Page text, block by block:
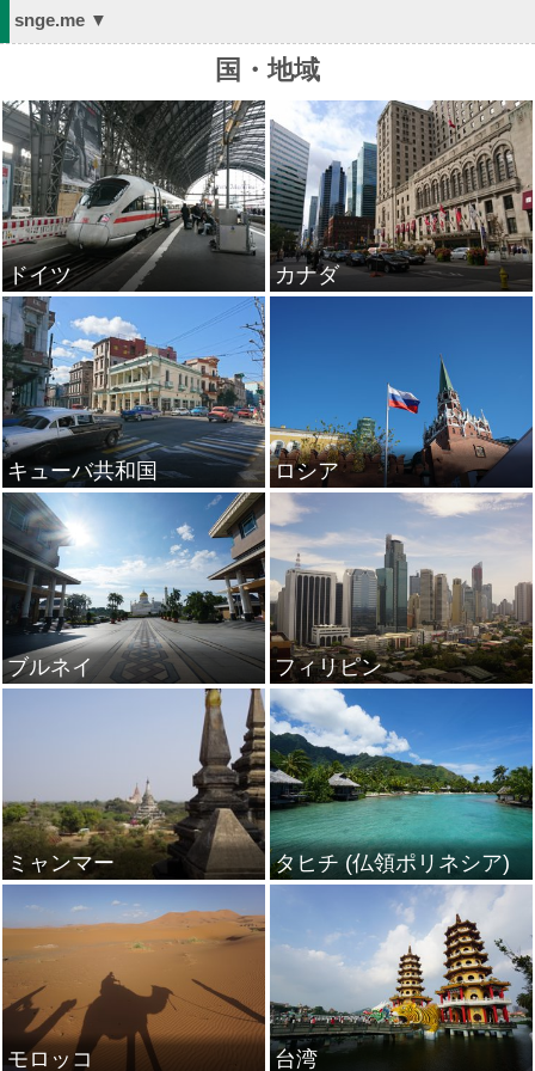
snge.me ▼
国・地域
ドイツ カナダ
キューバ共和国 ロシア
ブルネイ フィリピン
ミャンマー タヒチ (仏領ポリネシア)
モロッコ 台湾